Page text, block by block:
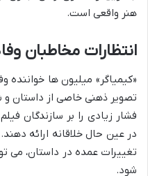
هنر واقعی است.
انتظارات مخاطبان
«کیمیاگر» میلیون ها خواننده
تصویر ذهنی خاصی از داستان
فشار زیادی را بر سازندگان
در عین حال خلاقانه ارائه
تغییرات عمده در داستان، می
شود.